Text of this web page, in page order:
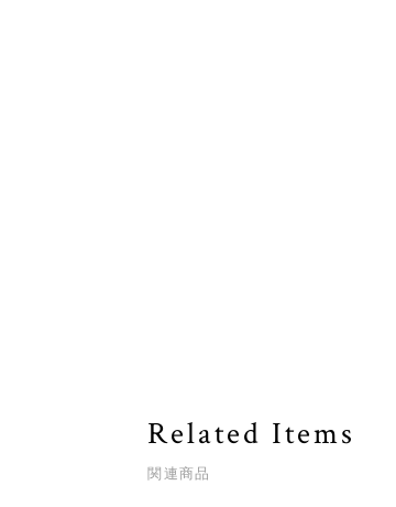
Related Items
関連商品